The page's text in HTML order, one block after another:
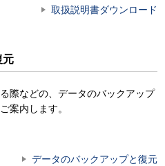
取扱説明書ダウンロード
元
際などの、データのバックアップ
案内します。
データのバックアップと復元